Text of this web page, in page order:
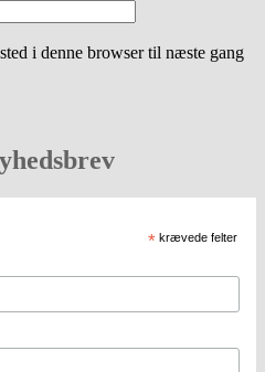
i denne browser til næste gang
* krævede felter